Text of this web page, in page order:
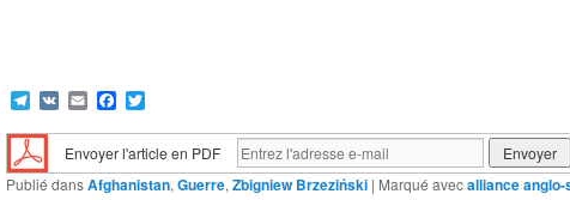
Telegram
VK EmailFacebook
Envoyer l'article en PDF
Publié dansAfghanistan, Guerre, Zbigniew Brzeziński | Marqué avecalliance